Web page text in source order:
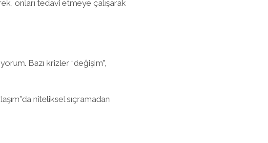
onları tedavi etmeye çalışarak
Bazı krizler “değişim”,
niteliksel sıçramadan